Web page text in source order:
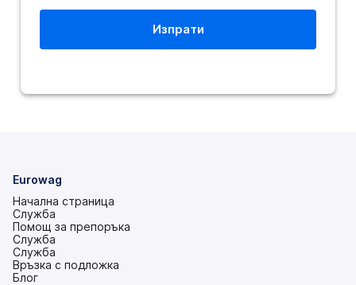
Eurowag
Начална страница
Служба
Помощ за препоръка
Служба
Служба
Връзка с подложка
(това
Блог